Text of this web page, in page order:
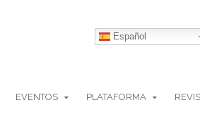
Español
EVENTOS PLATAFORMA